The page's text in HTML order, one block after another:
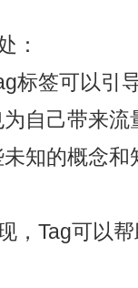
：
标签可以引
自己带来流
知的概念
，Tag可以